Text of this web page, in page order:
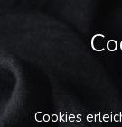
Cookies